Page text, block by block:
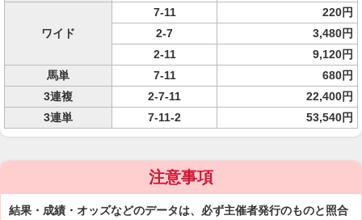
ワイド
7-11
220円
2-7
3,480円
2-11
9,120円
馬単
7-11
680円
3連複
2-7-11
22,400円
3連単
7-11-2 53,540円
注意事項
結果・成績・オッズなどのデータは、必ず主催者発行のものと照合